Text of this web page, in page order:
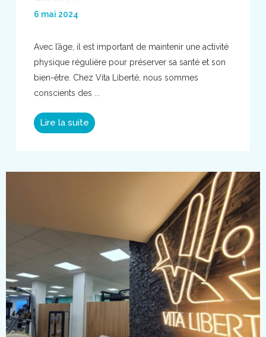
6 mai 2024
Avec l’âge, il est important de maintenir une activité
physique régulière pour préserver sa santé et son
bien-être. Chez Vita Liberté, nous sommes
conscients des ...
Lire la suite